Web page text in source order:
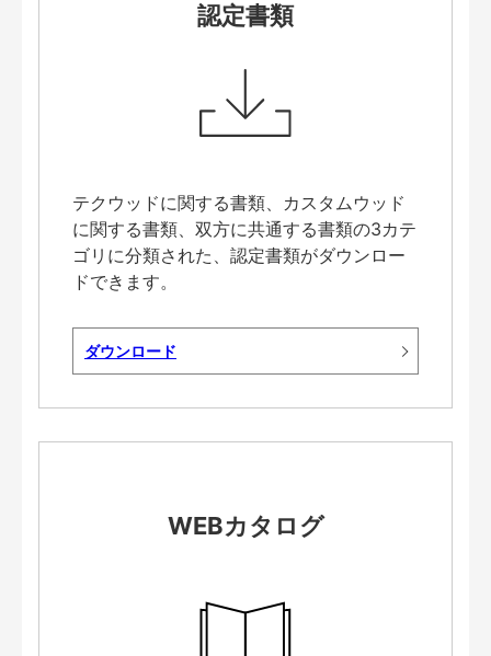
認定書類
テクウッドに関する書類、カスタムウッド
に関する書類、双方に共通する書類の3カテ
ゴリに分類された、認定書類がダウンロー
ドできます。
ダウンロード
WEBカタログ